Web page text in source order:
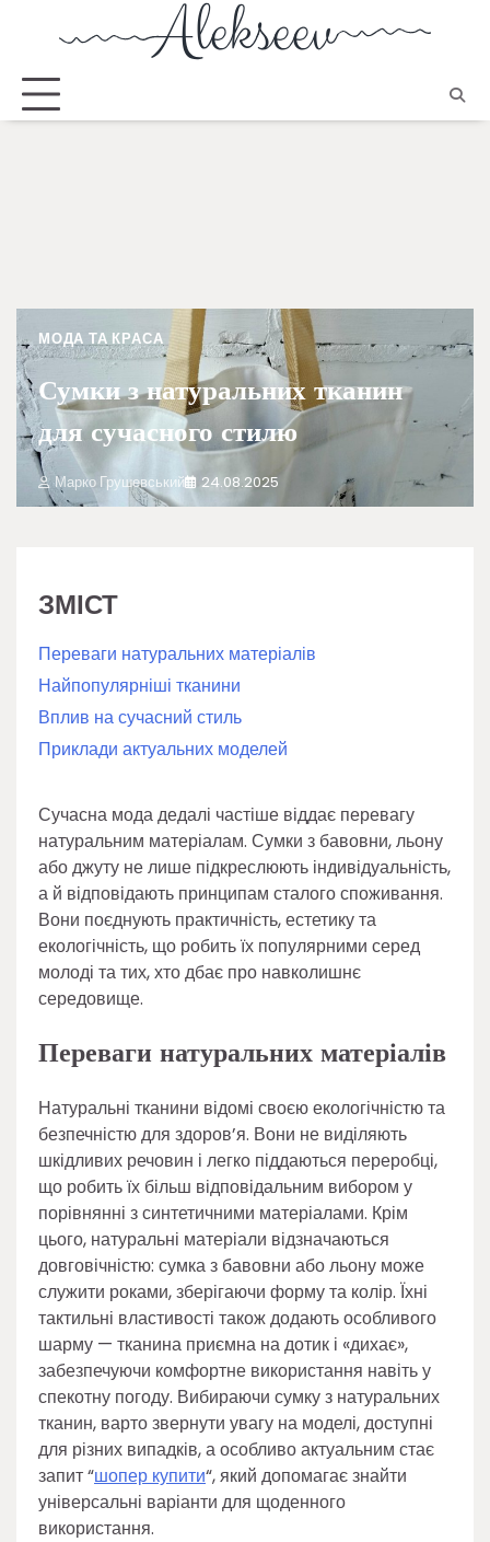
МОДА ТА КРАСА
Сумки з натуральних тканин
для сучасного стилю
Марко Грушевський 24.08.2025
ЗМІСТ
Переваги натуральних матеріалів
Найпопулярніші тканини
Вплив на сучасний стиль
Приклади актуальних моделей
Сучасна мода дедалі частіше віддає перевагу
натуральним матеріалам. Сумки з бавовни, льону
або джуту не лише підкреслюють індивідуальність,
а й відповідають принципам сталого споживання.
Вони поєднують практичність, естетику та
екологічність, що робить їх популярними серед
молоді та тих, хто дбає про навколишнє
середовище.
Переваги натуральних матеріалів
Натуральні тканини відомі своєю екологічністю та
безпечністю для здоров’я. Вони не виділяють
шкідливих речовин і легко піддаються переробці,
що робить їх більш відповідальним вибором у
порівнянні з синтетичними матеріалами. Крім
цього, натуральні матеріали відзначаються
довговічністю: сумка з бавовни або льону може
служити роками, зберігаючи форму та колір. Їхні
тактильні властивості також додають особливого
шарму — тканина приємна на дотик і «дихає»,
забезпечуючи комфортне використання навіть у
спекотну погоду. Вибираючи сумку з натуральних
тканин, варто звернути увагу на моделі, доступні
для різних випадків, а особливо актуальним стає
запит “шопер купити“, який допомагає знайти
універсальні варіанти для щоденного
використання.